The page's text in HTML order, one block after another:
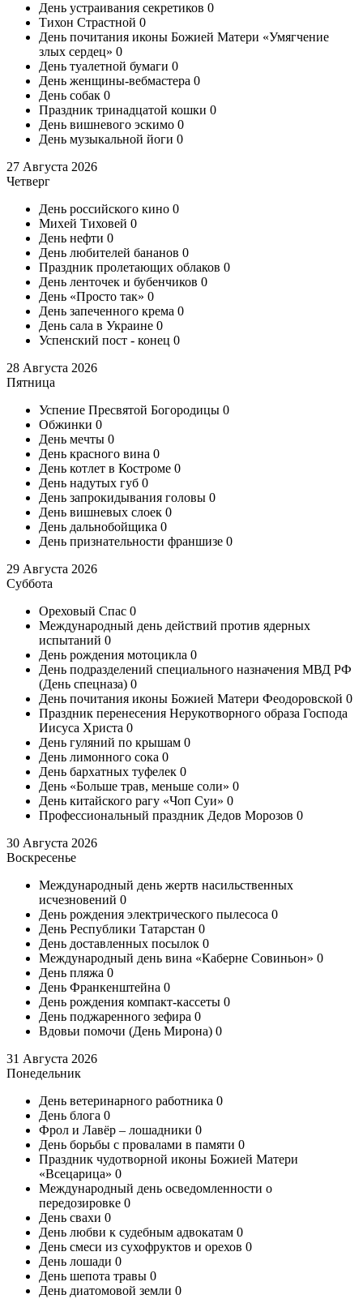
День устраивания секретиков 0
Тихон Страстной 0
День почитания иконы Божией Матери «Умягчение
злых сердец» 0
День туалетной бумаги 0
День женщины-вебмастера 0
День собак 0
Праздник тринадцатой кошки 0
День вишневого эскимо 0
День музыкальной йоги 0
27 Августа 2026
Четверг
День российского кино 0
Михей Тиховей 0
День нефти 0
День любителей бананов 0
Праздник пролетающих облаков 0
День ленточек и бубенчиков 0
День «Просто так» 0
День запеченного крема 0
День сала в Украине 0
Успенский пост - конец 0
28 Августа 2026
Пятница
Успение Пресвятой Богородицы 0
Обжинки 0
День мечты 0
День красного вина 0
День котлет в Костроме 0
День надутых губ 0
День запрокидывания головы 0
День вишневых слоек 0
День дальнобойщика 0
День признательности франшизе 0
29 Августа 2026
Суббота
Ореховый Спас 0
Международный день действий против ядерных
испытаний 0
День рождения мотоцикла 0
День подразделений специального назначения МВД РФ
(День спецназа) 0
День почитания иконы Божией Матери Феодоровской 0
Праздник перенесения Нерукотворного образа Господа
Иисуса Христа 0
День гуляний по крышам 0
День лимонного сока 0
День бархатных туфелек 0
День «Больше трав, меньше соли» 0
День китайского рагу «Чоп Суи» 0
Профессиональный праздник Дедов Морозов 0
30 Августа 2026
Воскресенье
Международный день жертв насильственных
исчезновений 0
День рождения электрического пылесоса 0
День Республики Татарстан 0
День доставленных посылок 0
Международный день вина «Каберне Совиньон» 0
День пляжа 0
День Франкенштейна 0
День рождения компакт-кассеты 0
День поджаренного зефира 0
Вдовьи помочи (День Мирона) 0
31 Августа 2026
Понедельник
День ветеринарного работника 0
День блога 0
Фрол и Лавёр – лошадники 0
День борьбы с провалами в памяти 0
Праздник чудотворной иконы Божией Матери
«Всецарица» 0
Международный день осведомленности о
передозировке 0
День cвахи 0
День любви к судебным адвокатам 0
День смеси из сухофруктов и орехов 0
День лошади 0
День шепота травы 0
День диатомовой земли 0